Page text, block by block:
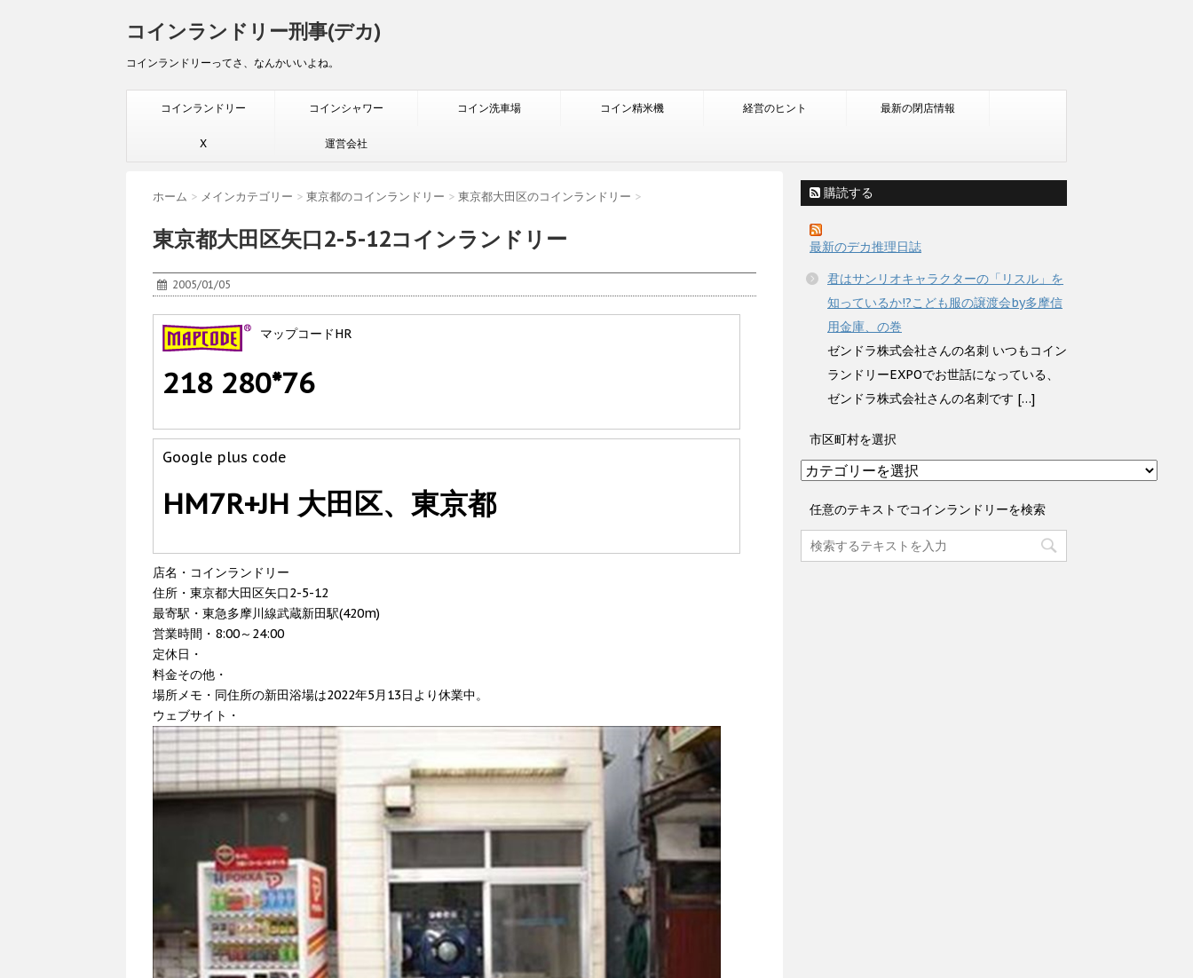
コインランドリー刑事(デカ)
コインランドリーってさ、なんかいいよね。
コインランドリー コインシャワー コイン洗車場 コイン精米機 経営のヒント 最新の閉店情報
X 運営会社
ホーム > メインカテゴリー > 東京都のコインランドリー > 東京都大田区のコインランドリー >
東京都大田区矢口2-5-12コインランドリー
2005/01/05
マップコードHR
218 280*76
Google plus code
HM7R+JH 大田区、東京都
店名・コインランドリー
住所・東京都大田区矢口2-5-12
最寄駅・東急多摩川線武蔵新田駅(420m)
営業時間・8:00～24:00
定休日・
料金その他・
場所メモ・同住所の新田浴場は2022年5月13日より休業中。
ウェブサイト・
購読する
最新のデカ推理日誌
君はサンリオキャラクターの「リスル」を
知っているか!?こども服の譲渡会by多摩信
用金庫、の巻
ゼンドラ株式会社さんの名刺 いつもコイン
ランドリーEXPOでお世話になっている、
ゼンドラ株式会社さんの名刺です […]
市区町村を選択
市
町
村
を
選
任意のテキストでコインランドリーを検索